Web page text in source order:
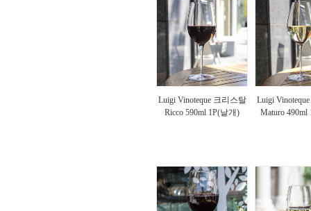
Luigi Vinoteque 크리스탈
Ricco 590ml 1P(낱개)
Luigi
Maturo 490ml